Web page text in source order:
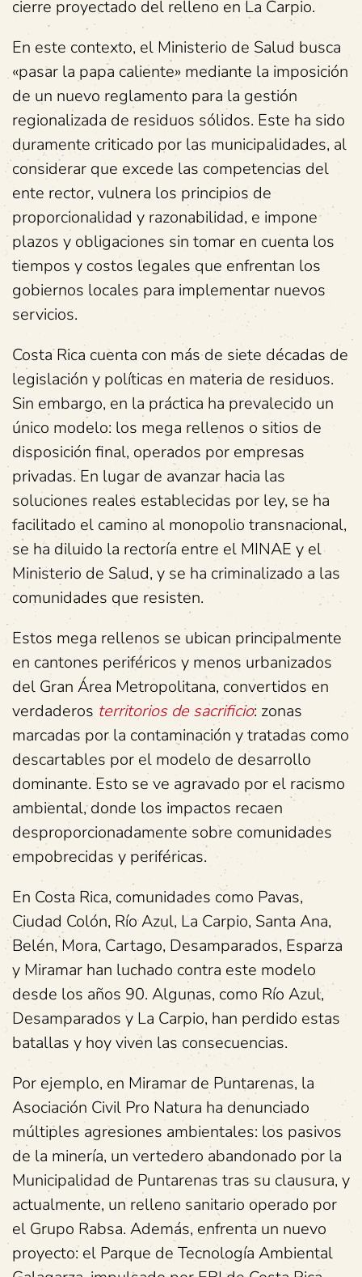
cierre proyectado del relleno en La Carpio.
En este contexto, el Ministerio de Salud busca
«pasar la papa caliente» mediante la imposición
de un nuevo reglamento para la gestión
regionalizada de residuos sólidos. Este ha sido
duramente criticado por las municipalidades, al
considerar que excede las competencias del
ente rector, vulnera los principios de
proporcionalidad y razonabilidad, e impone
plazos y obligaciones sin tomar en cuenta los
tiempos y costos legales que enfrentan los
gobiernos locales para implementar nuevos
servicios.
Costa Rica cuenta con más de siete décadas de
legislación y políticas en materia de residuos.
Sin embargo, en la práctica ha prevalecido un
único modelo: los mega rellenos o sitios de
disposición final, operados por empresas
privadas. En lugar de avanzar hacia las
soluciones reales establecidas por ley, se ha
facilitado el camino al monopolio transnacional,
se ha diluido la rectoría entre el MINAE y el
Ministerio de Salud, y se ha criminalizado a las
comunidades que resisten.
Estos mega rellenos se ubican principalmente
en cantones periféricos y menos urbanizados
del Gran Área Metropolitana, convertidos en
verdaderos territorios de sacrificio: zonas
marcadas por la contaminación y tratadas como
descartables por el modelo de desarrollo
dominante. Esto se ve agravado por el racismo
ambiental, donde los impactos recaen
desproporcionadamente sobre comunidades
empobrecidas y periféricas.
En Costa Rica, comunidades como Pavas,
Ciudad Colón, Río Azul, La Carpio, Santa Ana,
Belén, Mora, Cartago, Desamparados, Esparza
y Miramar han luchado contra este modelo
desde los años 90. Algunas, como Río Azul,
Desamparados y La Carpio, han perdido estas
batallas y hoy viven las consecuencias.
Por ejemplo, en Miramar de Puntarenas, la
Asociación Civil Pro Natura ha denunciado
múltiples agresiones ambientales: los pasivos
de la minería, un vertedero abandonado por la
Municipalidad de Puntarenas tras su clausura, y
actualmente, un relleno sanitario operado por
el Grupo Rabsa. Además, enfrenta un nuevo
proyecto: el Parque de Tecnología Ambiental